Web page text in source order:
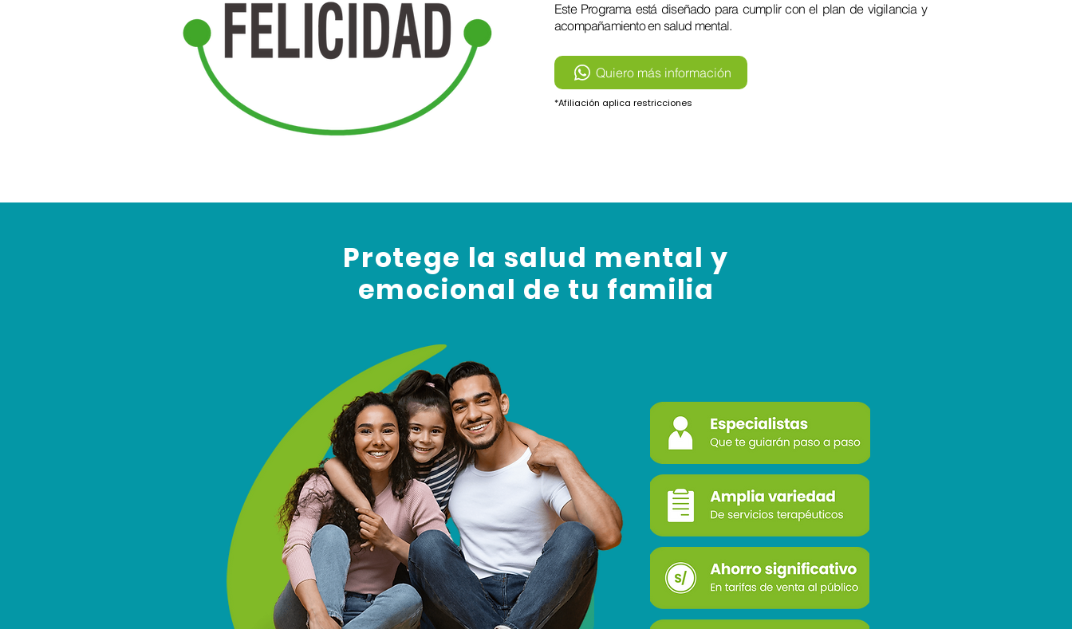
Este Programa está diseñado para cumplir con el plan de vigilancia y
acompañamiento en salud mental.
Quiero más información
*Afiliación aplica restricciones
Protege la salud mental y
emocional de tu familia